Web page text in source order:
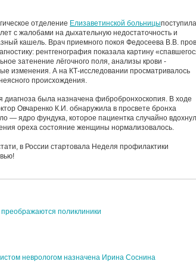
отделение Елизаветинской больницыпоступила
с жалобами на дыхательную недостаточность и
кашель. Врач приемного покоя Федосеева В.В.
рентгенография показала картину
затенение лёгочного поля, анализы крови -
изменения. А на КТ-исследовании просматривалось
происхождения.
диагноза была назначена фибробронхоскопия. В ходе
Овчаренко К.И. обнаружила в просвете бронха
— ядро фундука, которое пациентка случайно
ореха состояние женщины нормализовалось.
в России стартовала Неделя профилактики
поликлиники
неврологом назначена Ирина Соснина